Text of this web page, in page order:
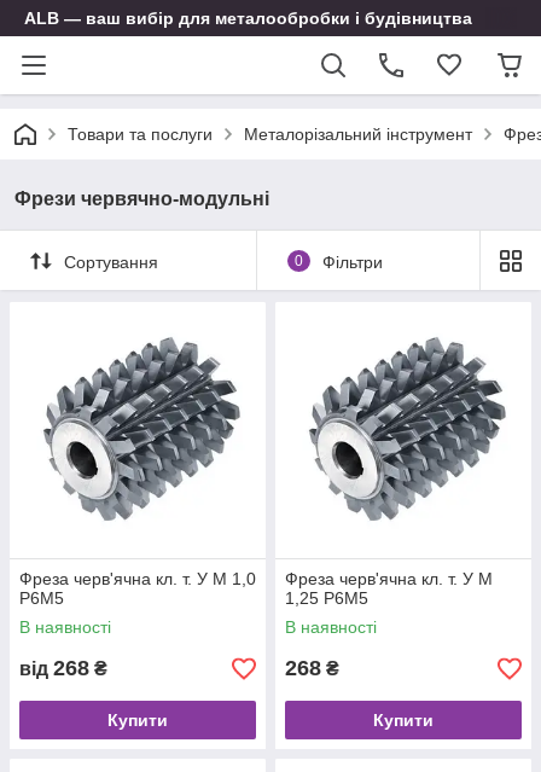
ALB — ваш вибір для металообробки і будівництва
Товари та послуги Металорізальний інструмент
Фрези червячно-модульні
Сортування 0 Фільтри
Фреза черв'ячна кл. т. У М 1,0
Р6М5
В наявності
від 268 ₴
Купити
Фреза черв'ячна кл. т. У М
1,25 Р6М5
В наявності
268 ₴
Купити